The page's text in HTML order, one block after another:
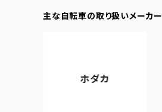
主な自転車の取り扱いメーカー
ホダカ